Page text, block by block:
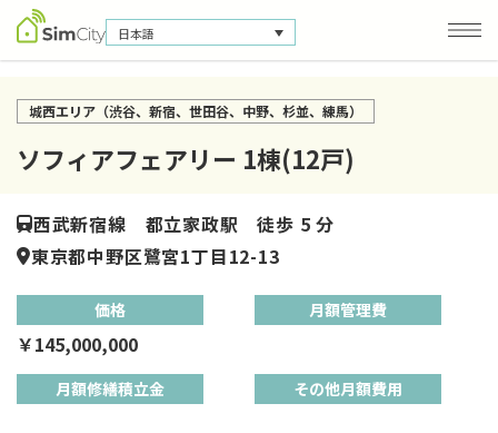
日本語
お問い合わせ
個人情報保護方針
城西エリア（渋谷、新宿、世田谷、中野、杉並、練馬）
ソフィアフェアリー 1棟(12戸)
西武新宿線 都立家政駅 徒歩 5 分
東京都中野区鷺宮1丁目12-13
価格
￥145,000,000
月額管理費
月額修繕積立金 その他月額費用